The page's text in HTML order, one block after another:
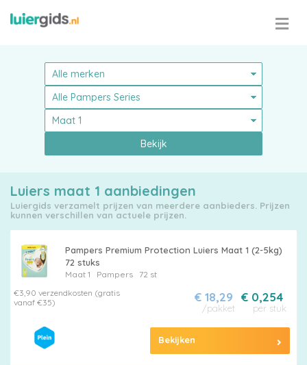
Pampers
Bekijk
Luiers maat 1 aanbiedingen
Luiergids verzamelt prijzen van meerdere aanbieders. Prijzen
kunnen verschillen van actuele prijzen.
Pampers Premium Protection Luiers Maat 1 (2-5kg)
72 stuks
Maat 1 Pampers
72 st
€3,90 verzendkosten (gratis
vanaf €35)
€ 0,254
per stuk
€ 18,29
/pakket
Bekijken